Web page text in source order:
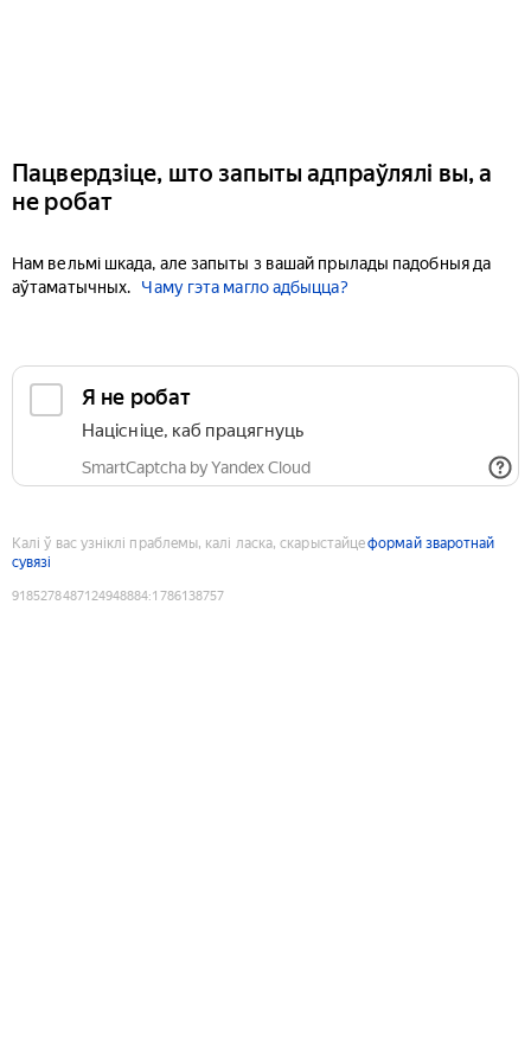
Пацвердзіце, што запыты адпраўлялі вы, а
не робат
Нам вельмі шкада, але запыты з вашай прылады падобныя да
аўтаматычных.
Чаму гэта магло адбыцца?
Я не робат
Націсніце, каб працягнуць
SmartCaptcha by Yandex Cloud
Калі ў вас узніклі праблемы, калі ласка, скарыстайцеформай зваротнай
сувязі
9185278487124948884:1786138757